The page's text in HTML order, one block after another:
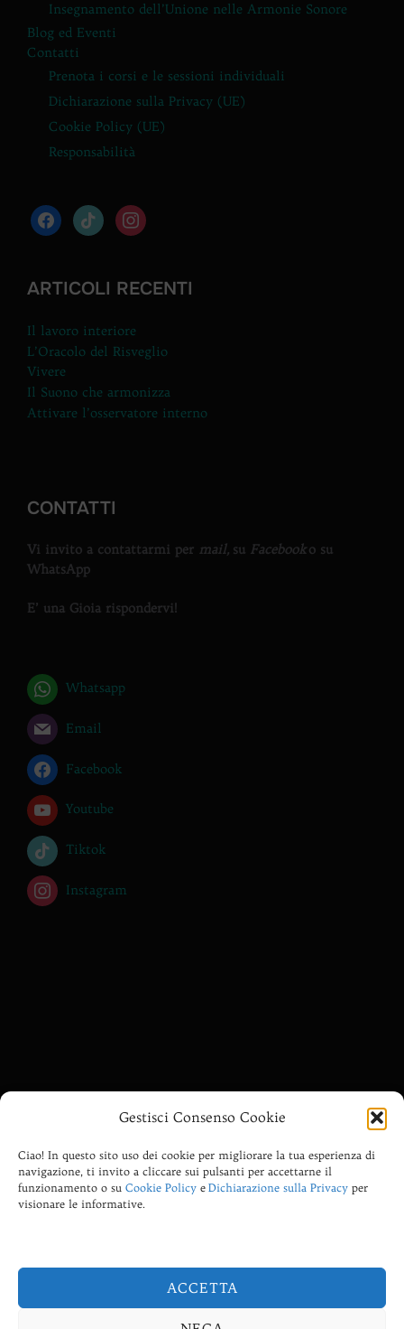
Gestisci Consenso Cookie
Ciao! In questo sito uso dei cookie per migliorare la tua esperienza di
navigazione, ti invito a cliccare sui pulsanti per accettarne il
funzionamento o su Cookie Policy e Dichiarazione sulla Privacy per
visionare le informative.
ACCETTA
Insegnamento dell’Unione nelle Armonie Sonore
Blog ed Eventi
Contatti
Prenota i corsi e le sessioni individuali
Dichiarazione sulla Privacy (UE)
Cookie Policy (UE)
Responsabilità
facebooktiktok instagram
ARTICOLI RECENTI
Il lavoro interiore
L’Oracolo del Risveglio
Vivere
Il Suono che armonizza
Attivare l’osservatore interno
CONTATTI
Vi invito a contattarmi per mail, su Facebooko su
WhatsApp
E’ una Gioia rispondervi!
Whatsapp
Email
Facebook
Youtube
Tiktok
Instagram
Risveglio di Coscienza, consapevolezza, spiritualità
pratica, ricerca interiore, Saggezza Anima-le, Divinazione
evolutiva, Massaggio Sonoro Armonico, Tecniche di